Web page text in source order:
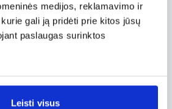
medijos, reklamavimo ir
gali ją pridėti prie kitos jūsų
paslaugas surinktos
Leisti visus
jog visą reikiamą
galės gauti pasirinkta
FLIO sulaukė ir tarptautinės
FLIO titulavo
programėle.